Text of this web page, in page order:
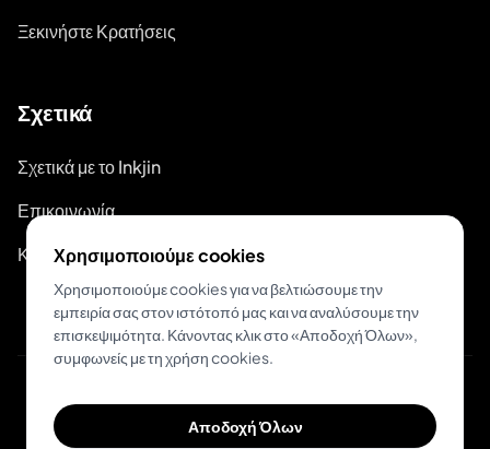
Ξεκινήστε Κρατήσεις
Σχετικά
Σχετικά με το Inkjin
Επικοινωνία
Κιτ Επωνυμίας
© 2026 Inkjin
Πολιτική ΑπορρήτουΌροι Χρήσης
Χρησιμοποιούμε cookies
Χρησιμοποιούμε cookies για να βελτιώσουμε την
εμπειρία σας στον ιστότοπό μας και να αναλύσουμε την
επισκεψιμότητα. Κάνοντας κλικ στο «Αποδοχή Όλων»,
συμφωνείς με τη χρήση cookies.
Αποδοχή Όλων